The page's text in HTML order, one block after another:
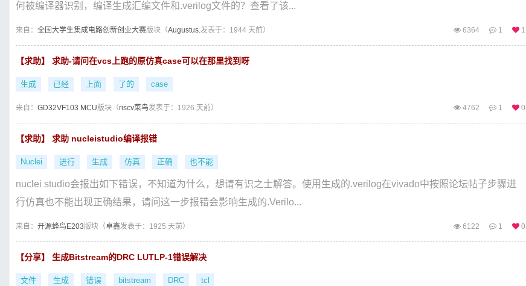
何被编译器识别，编译生成汇编文件和.verilog文件的？查看了该...
来自： 全国大学生集成电路创新创业大赛版块（Augustus.发表于：1944 天前） 6364 1 1
【求助】 求助-请问在vcs上跑的原仿真case可以在那里找到呀
生成 已经 上面 了的 case
来自： GD32VF103 MCU版块（riscv菜鸟发表于：1926 天前） 4762 1 0
【求助】 求助 nucleistudio编译报错
Nuclei 进行 生成 仿真 正确 也不能
nuclei studio会报出如下错误，不知道为什么，想请有识之士解答。使用生成的.verilog在vivado中按照论坛帖子步骤进
行仿真也不能出现正确结果，请问这一步报错会影响生成的.Verilo...
来自： 开源蜂鸟E203版块（卓鑫发表于：1925 天前） 6122 1 0
【分享】 生成Bitstream的DRC LUTLP-1错误解决
文件 生成 错误 bitstream DRC tcl